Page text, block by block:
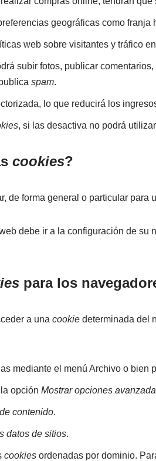
geográficas como franja
web sobre visitantes y tráfico
subir fotos, publicar
spam.
lo que reducirá los
, si las desactiva no podrá
cookies?
de forma general o particular para
debe ir a la configuración de su
para los
a una cookie determinada del
mediante el menú Archivo o
opción Mostrar opciones
contenido.
datos de sitios.
cookies ordenadas por dominio.